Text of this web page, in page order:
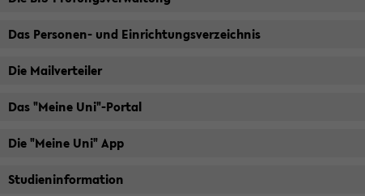
Das Personen-​ und Ein­rich­tungs­ver­zeich­nis
Die Mail­ver­tei­ler
Das "Meine Uni"-​Portal
Die "Meine Uni" App
Stu­di­en­in­for­ma­ti­on